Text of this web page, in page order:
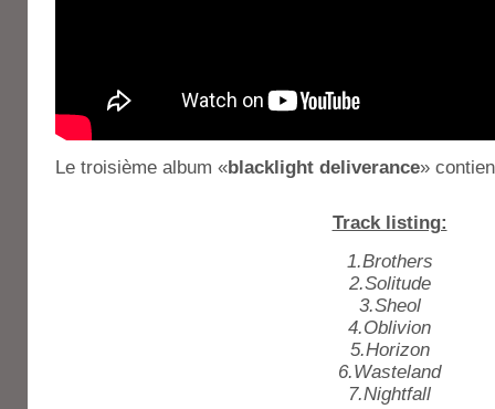
Le troisième album «blacklight deliverance»
Track listing:
1.Brothers
2.Solitude
3.Sheol
4.Oblivion
5.Horizon
6.Wasteland
7.Nightfall